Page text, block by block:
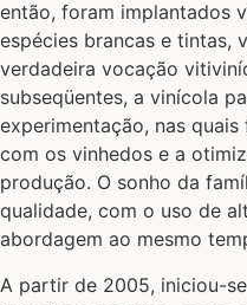
então, foram implantados
espécies brancas e tintas,
verdadeira vocação
subseqüentes, a vinícola
experimentação, nas
com os vinhedos e a
produção. O sonho da
qualidade, com o uso de
abordagem ao mesmo
A partir de 2005, iniciou-